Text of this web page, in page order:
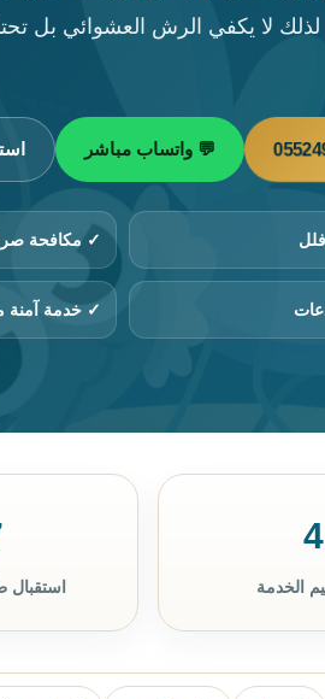
لذلك لا يكفي الرش العشوائي بل
💬 واتساب مباشر
✓ مكافحة
✓ خدمة آمنة
الخدمة